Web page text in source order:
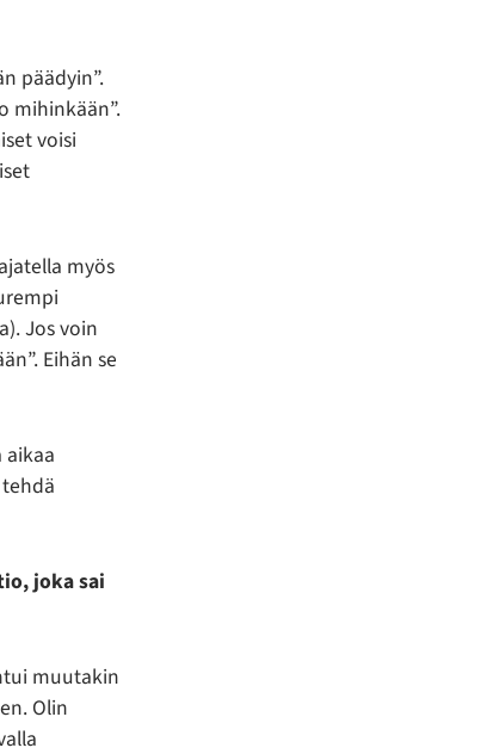
päädyin”.
mihinkään”.
voisi
myös
Jos voin
Eihän se
joka sai
muutakin
Olin